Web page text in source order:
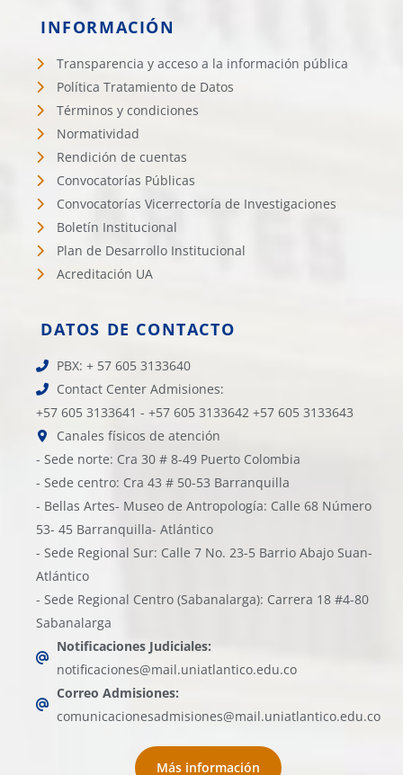
INFORMACIÓN
Transparencia y acceso a la información pública
Política Tratamiento de Datos
Términos y condiciones
Normatividad
Rendición de cuentas
Convocatorías Públicas
Convocatorías Vicerrectoría de Investigaciones
Boletín Institucional
Plan de Desarrollo Institucional
Acreditación UA
DATOS DE CONTACTO
PBX: + 57 605 3133640
Contact Center Admisiones:
+57 605 3133641 - +57 605 3133642 +57 605 3133643
Canales físicos de atención
- Sede norte: Cra 30 # 8-49 Puerto Colombia
- Sede centro: Cra 43 # 50-53 Barranquilla
- Bellas Artes- Museo de Antropología: Calle 68 Número
53- 45 Barranquilla- Atlántico
- Sede Regional Sur: Calle 7 No. 23-5 Barrio Abajo Suan-
Atlántico
- Sede Regional Centro (Sabanalarga): Carrera 18 #4-80
Sabanalarga
Notificaciones Judiciales:
notificaciones@mail.uniatlantico.edu.co
Correo Admisiones:
comunicacionesadmisiones@mail.uniatlantico.edu.co
Más información